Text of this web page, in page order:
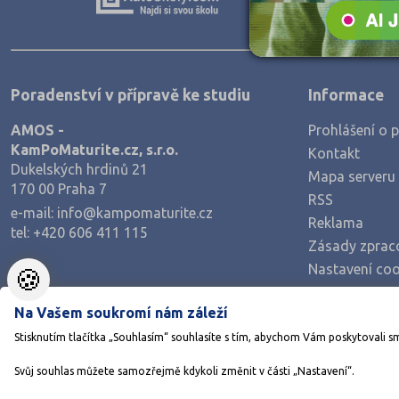
Zemědělské a ekologické
Poradenství v přípravě ke studiu
AMOS -
KamPoMaturite.cz, s.r.o.
Dukelských hrdinů 21
170 00 Praha 7
e-mail: info@kampomaturite.cz
tel: +420 606 411 115
Informace
Prohlášení o
Kontakt
Mapa serveru
RSS
Reklama
Zásady
Nastavení
🍪
Na Vašem soukromí nám záleží
Stisknutím tlačítka „Souhlasím“ souhlasíte s tím, abychom Vám poskytovali
Svůj souhlas můžete samozřejmě kdykoli změnit v části „Nastavení“.